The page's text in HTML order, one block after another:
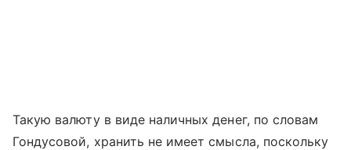
Такую валюту в виде наличных денег, по словам
Гондусовой, хранить не имеет смысла, поскольку